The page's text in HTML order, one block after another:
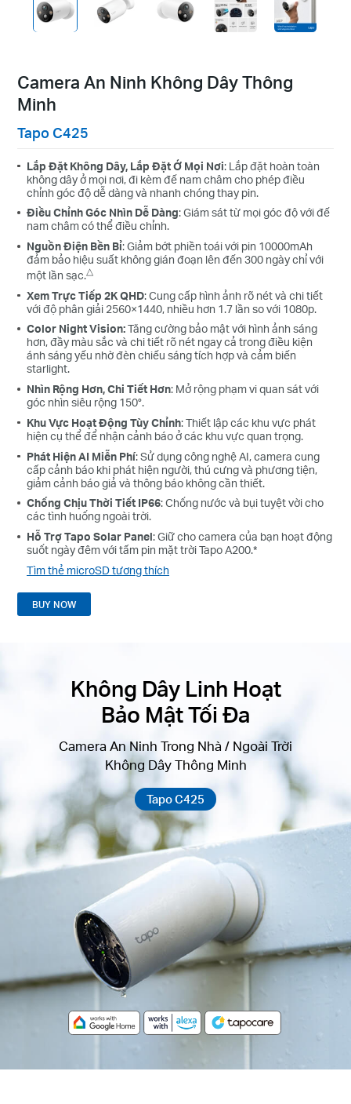
Camera An Ninh Không Dây Thông
Minh
Tapo C425
Lắp Đặt Không Dây, Lắp Đặt Ở Mọi Nơi: Lắp đặt hoàn toàn
không dây ở mọi nơi, đi kèm đế nam châm cho phép điều
chỉnh góc độ dễ dàng và nhanh chóng thay pin.
Điều Chỉnh Góc Nhìn Dễ Dàng: Giám sát từ mọi góc độ với đế
nam châm có thể điều chỉnh.
Nguồn Điện Bền Bỉ: Giảm bớt phiền toái với pin 10000mAh
đảm bảo hiệu suất không gián đoạn lên đến 300 ngày chỉ với
một lần sạc.△
Xem Trực Tiếp 2K QHD: Cung cấp hình ảnh rõ nét và chi tiết
với độ phân giải 2560×1440, nhiều hơn 1.7 lần so với 1080p.
Color Night Vision:Tăng cường bảo mật với hình ảnh sáng
hơn, đầy màu sắc và chi tiết rõ nét ngay cả trong điều kiện
ánh sáng yếu nhờ đèn chiếu sáng tích hợp và cảm biến
starlight.
Nhìn Rộng Hơn, Chi Tiết Hơn: Mở rộng phạm vi quan sát với
góc nhìn siêu rộng 150°.
Khu Vực Hoạt Động Tùy Chỉnh: Thiết lập các khu vực phát
hiện cụ thể để nhận cảnh báo ở các khu vực quan trọng.
Phát Hiện AI Miễn Phí: Sử dụng công nghệ AI, camera cung
cấp cảnh báo khi phát hiện người, thú cưng và phương tiện,
giảm cảnh báo giả và thông báo không cần thiết.
Chống Chịu Thời Tiết IP66: Chống nước và bụi tuyệt vời cho
các tình huống ngoài trời.
Hỗ Trợ Tapo Solar Panel: Giữ cho camera của bạn hoạt động
suốt ngày đêm với tấm pin mặt trời Tapo A200.*
Tìm thẻ microSD tương thích
BUY NOW
Không Dây Linh Hoạt
Bảo Mật Tối Đa
Camera An Ninh Trong Nhà / Ngoài Trời
Không Dây Thông Minh
Tapo C425